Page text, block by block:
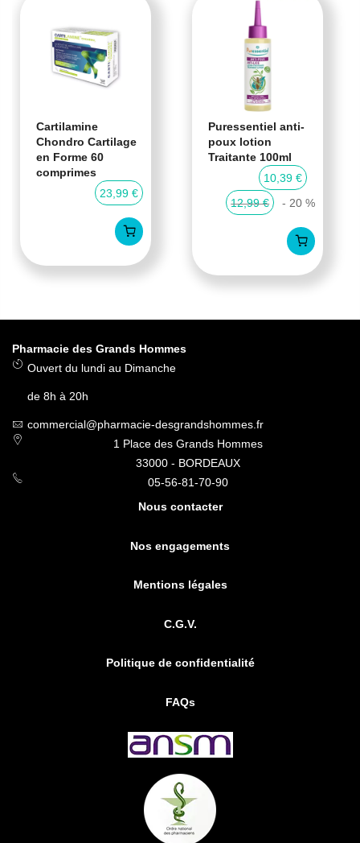
Cartilamine
Chondro Cartilage
en Forme 60
comprimes
23,99 €
Puressentiel anti-
poux lotion
Traitante 100ml
10,39 €
12,99 €
- 20 %
Pharmacie des Grands Hommes
Ouvert du lundi au Dimanche
de 8h à 20h
commercial@pharmacie-desgrandshommes.fr
1 Place des Grands Hommes
33000 - BORDEAUX
05-56-81-70-90
Nous contacter
Nos engagements
Mentions légales
C.G.V.
Politique de confidentialité
FAQs